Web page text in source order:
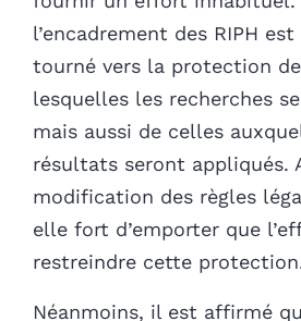
l’encadrement des RIPH
tourné vers la protection
lesquelles les recherches
mais aussi de celles
résultats seront appliqués.
modification des règles
elle fort d’emporter que
restreindre cette
Néanmoins, il est affirmé